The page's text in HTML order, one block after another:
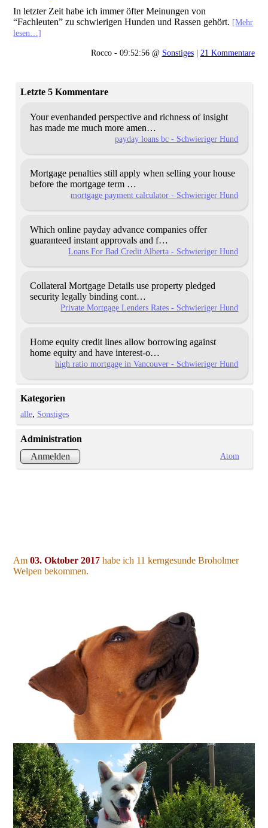
In letzter Zeit habe ich immer öfter Meinungen von
“Fachleuten” zu schwierigen Hunden und Rassen gehört. [Mehr
lesen…]
Rocco - 09:52:56 @ Sonstiges| 21 Kommentare
Letzte 5 Kommentare
Your evenhanded perspective and richness of insight
has made me much moreamen…
payday loans bc - Schwieriger Hund
Mortgage penalties still apply when selling your house
before the mortgage term …
mortgage payment calculator - Schwieriger Hund
Which online payday advance companies offer
guaranteed instant approvals and f…
Loans For Bad Credit Alberta - Schwieriger Hund
Collateral Mortgage Details use property pledged
securitylegally binding cont…
Private Mortgage Lenders Rates - Schwieriger Hund
Home equity credit lines allow borrowing against
home equity and have interest-o…
high ratio mortgage in Vancouver - Schwieriger Hund
Kategorien
alle Sonstiges
Administration
Anmelden
Atom
Am03. Oktober 2017 habe ich 11 kerngesunde Broholmer
Welpen bekommen.